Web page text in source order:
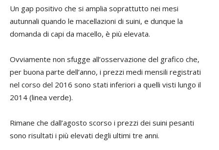
Un gap positivo che si amplia soprattutto nei mesi
autunnali quando le macellazioni di suini, e dunque la
domanda di capi da macello, è più elevata.
Ovviamente non sfugge all’osservazione del grafico che,
per buona parte dell’anno, i prezzi medi mensili registrati
nel corso del 2016 sono stati inferiori a quelli visti lungo il
2014 (linea verde).
Rimane che dall’agosto scorso i prezzi dei suini pesanti
sono risultati i più elevati degli ultimi tre anni.